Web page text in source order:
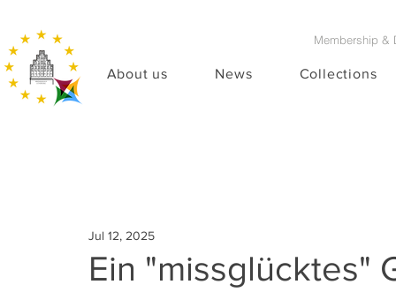
About us News Collections
Membership &
Ein "missglücktes"
Jul 12, 2025